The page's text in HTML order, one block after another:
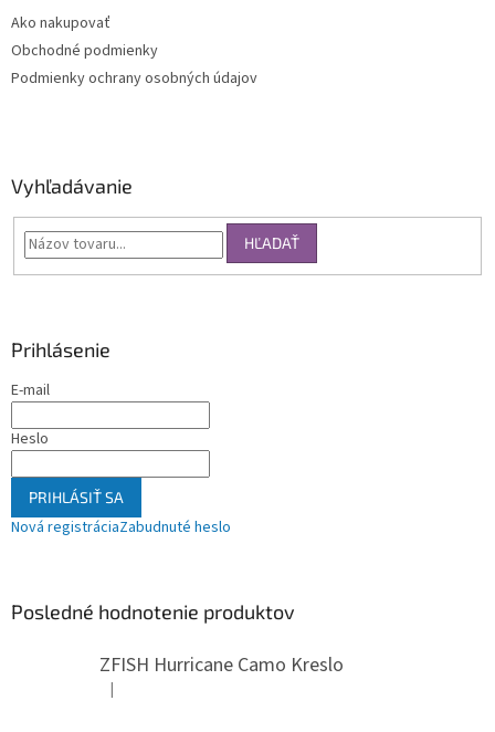
Ako nakupovať
Obchodné podmienky
Podmienky ochrany osobných údajov
Vyhľadávanie
HĽADAŤ
Prihlásenie
E-mail
Heslo
PRIHLÁSIŤ SA
Nová registráciaZabudnuté heslo
Posledné hodnotenie produktov
ZFISH Hurricane Camo Kreslo
Hodnotenie produktu je 5 z 5 hviezdičiek.
|